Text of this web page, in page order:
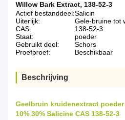
Willow Bark Extract, 138-52-3
Actief bestanddeel:Salicin
Uiterlijk:
Gele-bruine tot
CAS:
138-52-3
Staat:
poeder
Gebruikt deel:
Schors
Proefproef:
Beschikbaar
Beschrijving
Geelbruin kruidenextract
10% 30% Salicine CAS 138-52-3